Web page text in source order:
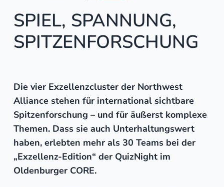
SPIEL, SPANNUNG,
SPITZENFORSCHUNG
Die vier Exzellenzcluster der Northwest
Alliance stehen für international sichtbare
Spitzenforschung – und für äußerst komplexe
Themen. Dass sie auch Unterhaltungswert
haben, erlebten mehr als 30 Teams bei der
„Exzellenz-Edition“ der QuizNight im
Oldenburger CORE.